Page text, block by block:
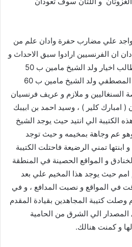
علي مضارب حفرة وادان علم من
ان الفرنسيين ارادوا سبق الاحداث و
بعثوا كتيبة يقدرها الباحث الطالب اخيار ولد الشيخ مامين ب 50
مقاتلا و يقدرها الاديب محمد المصطفي ولد الشيخ مامين ب 60
35 من القناصة السنغاليين و ملازم و عريف فرنسيان
( امبارك كلير ) ، وسيد احمد بن ابيبك
الكتيبة الي انتيد حيث يوجد الشيخ
عم وجاهة بمخيمه و حيث توجد
تمني الرضيعة فاحتلت الكتيبة
و المواقع الحصينة في المنطقة
امم حيث يوجد هذا المخيم علي بعد
كلم و تخندقت في المواقع و نصبت المدافع ، و في
يوم 26 نوفمبر 1923 م وصلت كتيبة المجاهدين بقيادة المقدم
الي الشرق من الحامية
و كمنت هنالك.